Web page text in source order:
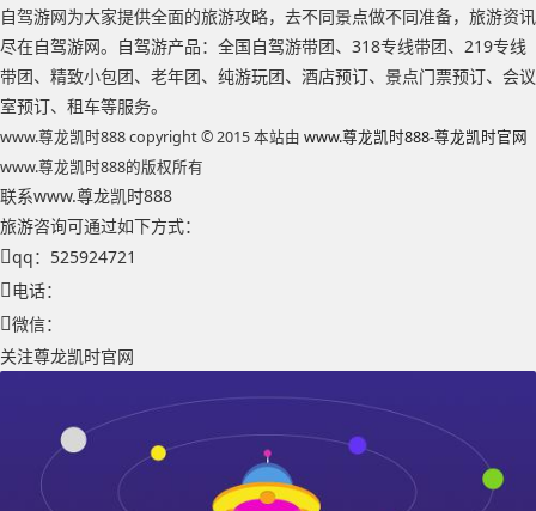
自驾游网为大家提供全面的旅游攻略，去不同景点做不同准备，旅游资讯
尽在自驾游网。自驾游产品：全国自驾游带团、318专线带团、219专线
带团、精致小包团、老年团、纯游玩团、酒店预订、景点门票预订、会议
室预订、租车等服务。
www.尊龙凯时888 copyright © 2015 本站由 www.尊龙凯时888-尊龙凯时官网
www.尊龙凯时888的版权所有
联系www.尊龙凯时888
旅游咨询可通过如下方式：
qq：525924721
电话：
微信：
关注尊龙凯时官网